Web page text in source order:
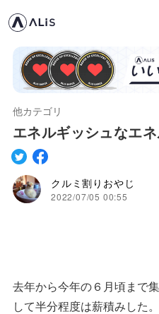
他カテゴリ
エネルギッシュなエ
クルミ割りおやじ
2022/07/05 00:55
去年から今年の６月頃まで
して半分程度は薪積みした。